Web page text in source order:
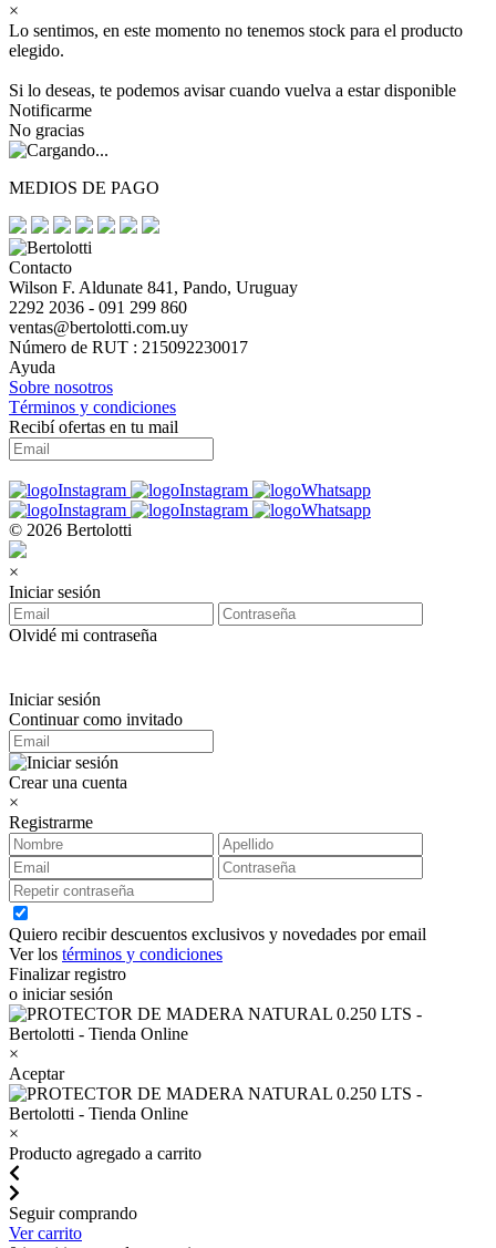
×
Lo sentimos, en este momento no tenemos stock para el producto
elegido.
Si lo deseas, te podemos avisar cuando vuelva a estar disponible
Notificarme
No gracias
MEDIOS DE PAGO
Contacto
Wilson F. Aldunate 841, Pando, Uruguay
2292 2036 - 091 299 860
ventas@bertolotti.com.uy
Número de RUT : 215092230017
Ayuda
Sobre nosotros
Términos y condiciones
Recibí ofertas en tu mail
© 2026 Bertolotti
×
Iniciar sesión
Olvidé mi contraseña
Iniciar sesión
Continuar como invitado
Crear una cuenta
×
Registrarme
Quiero recibir descuentos exclusivos y novedades por email
Ver los términos y condiciones
Finalizar registro
o iniciar sesión
×
Aceptar
×
Producto agregado a carrito
Seguir comprando
Ver carrito